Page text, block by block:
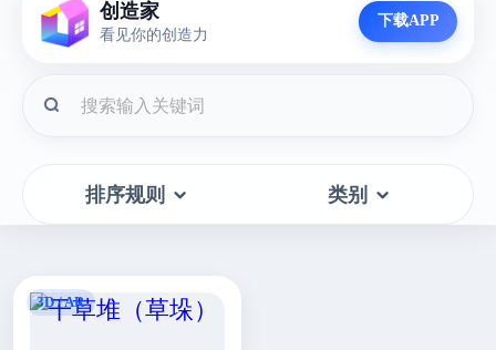
创造家
看见你的创造力
下载APP
排序规则 类别